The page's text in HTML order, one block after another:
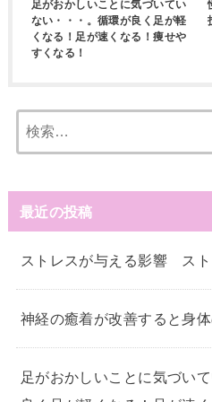
足がおかしいことに気づいてい
ない・・・。循環が良く足が軽
くなる！足が速くなる！痩せや
すくなる！
最近の投稿
ストレスが与える影響 スト
神経の癒着が改善すると身
足がおかしいことに気づい